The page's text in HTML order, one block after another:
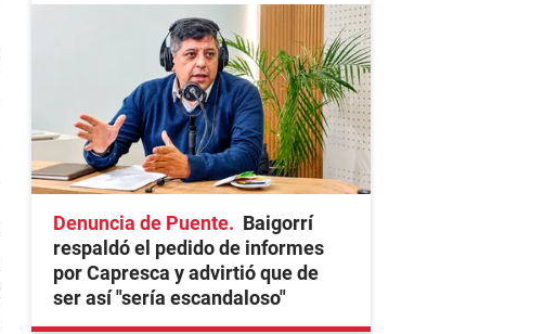
Denuncia de Puente
Baigorrí
respaldó el pedido de informes
por Capresca y advirtió que de
ser así "sería escandaloso"